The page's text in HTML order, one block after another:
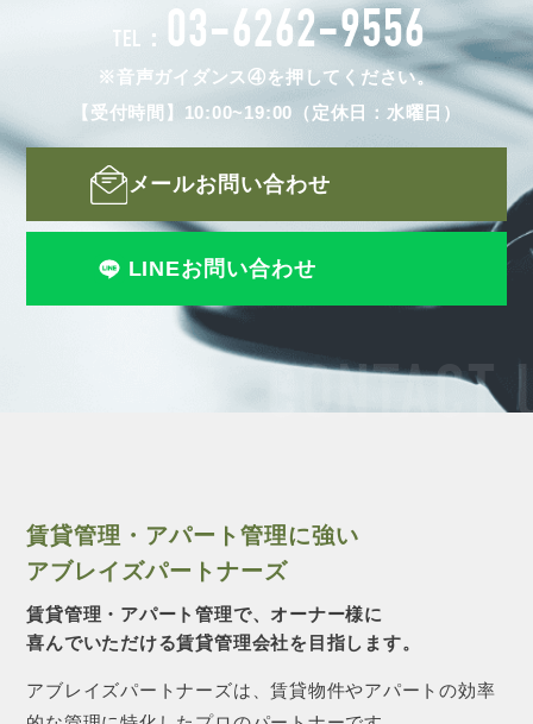
CONTACT
TEL： 03-6262-9556
※音声ガイダンス④を押してください。
【受付時間】10:00~19:00（定休日：水曜日）
メールお問い合わせ
LINEお問い合わせ
賃貸管理・アパート管理に強い
アブレイズパートナーズ
賃貸管理・アパート管理で、オーナー様に
喜んでいただける賃貸管理会社を目指します。
アブレイズパートナーズは、賃貸物件やアパートの効率